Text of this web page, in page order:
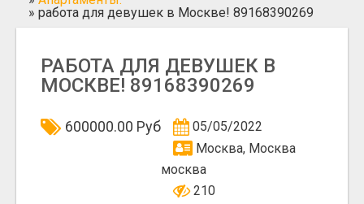
» работа для девушек в Москве! 89168390269
РАБОТА ДЛЯ ДЕВУШЕК В
МОСКВЕ! 89168390269
600000.00 Руб
05/05/2022
Москва, Москва
москва
210